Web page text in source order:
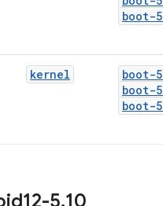
boot-5
kernel boot-5
boot-5
boot-5
5.10